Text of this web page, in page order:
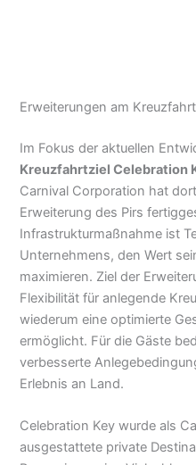
Erweiterungen am
Im Fokus der aktuellen
Kreuzfahrtziel Celebration
Carnival Corporation hat
Erweiterung des Pirs
Infrastrukturmaßnahme ist
Unternehmens, den Wert
maximieren. Ziel der
Flexibilität für anlegende
wiederum eine optimierte
ermöglicht. Für die Gäste
verbesserte
Erlebnis an Land.
Celebration Key wurde als
ausgestattete private